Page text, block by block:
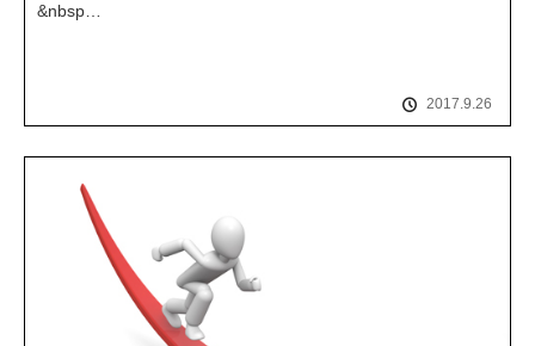
&nbsp…
2017.9.26